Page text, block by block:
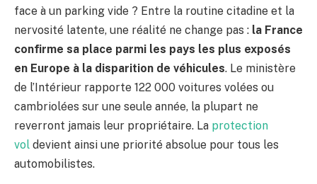
face à un parking vide ? Entre la routine citadine et la
nervosité latente, une réalité ne change pas : la France
confirme sa place parmi les pays les plus exposés
en Europe à la disparition de véhicules. Le ministère
de l’Intérieur rapporte 122 000 voitures volées ou
cambriolées sur une seule année, la plupart ne
reverront jamais leur propriétaire. La protection
vol devient ainsi une priorité absolue pour tous les
automobilistes.